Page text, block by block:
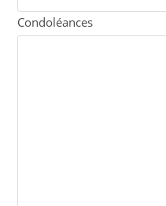
Condoléances